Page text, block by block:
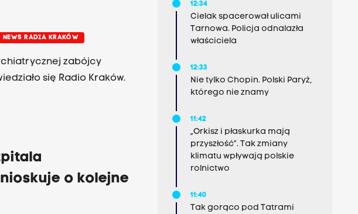
NEWS RADIA KRAKÓW
zabójcy
się Radio Kraków.
o kolejne
12:34
Cielak spacerował ulicami
Tarnowa. Policja odnalazła
właściciela
12:33
Nie tylko Chopin. Polski Paryż,
którego nie znamy
11:42
„Orkisz i płaskurka mają
przyszłość”. Tak zmiany
klimatu wpływają polskie
rolnictwo
11:40
Tak gorąco pod Tatrami